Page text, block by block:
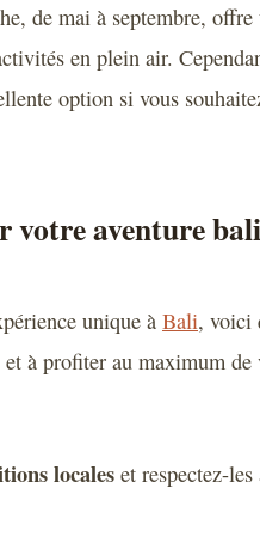
de mai à septembre,
en plein air.
option si vous
votre aventure
unique à Bali, voici
à profiter au maximum
localeset respectez-les